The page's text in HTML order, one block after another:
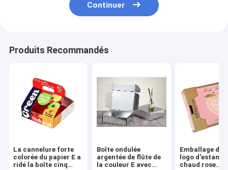
Continuer
Produits Recommandés
La cannelure forte
colorée du papier E a
ridé la boîte cinq
Boîte ondulée
argentée de flûte de
la couleur E avec
Emballage de
logo
chaud rose